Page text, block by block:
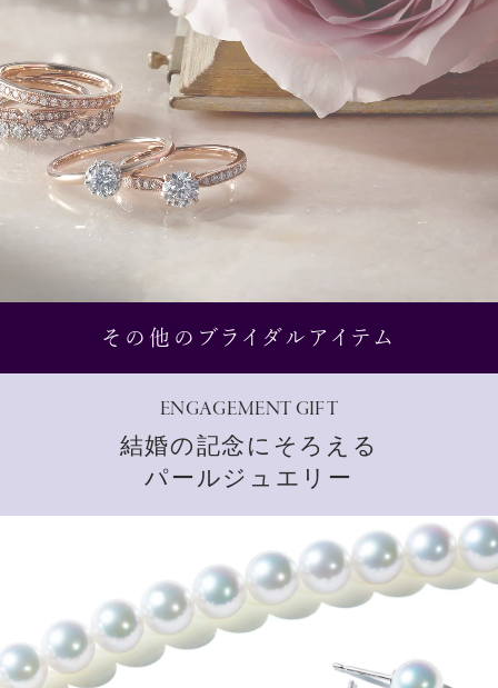
結婚指輪・婚約指輪
Rose classique
selected by NIWAKA
コレクションを見る
その他のブライダルアイテム
ENGAGEMENT GIFT
結婚の記念にそろえる
パールジュエリー